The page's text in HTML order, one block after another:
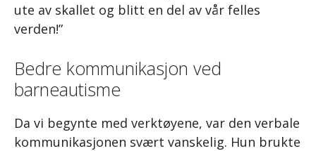
ute av skallet og blitt en del av vår felles
verden!”
Bedre kommunikasjon ved
barneautisme
Da vi begynte med verktøyene, var den verbale
kommunikasjonen svært vanskelig. Hun brukte